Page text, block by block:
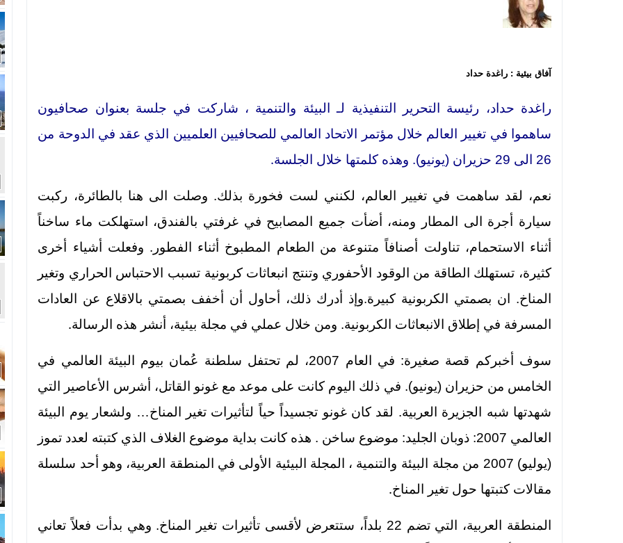
آفاق بيئية : راغدة حداد
راغدة حداد، رئيسة التحرير التنفيذية لـ البيئة والتنمية ، شاركت في جلسة بعنوان صحافيون
ساهموا في تغيير العالم خلال مؤتمر الاتحاد العالمي للصحافيين العلميين الذي عقد في الدوحة من
26 الى 29 حزيران (يونيو). وهذه كلمتها خلال الجلسة
.
نعم، لقد ساهمت في تغيير العالم، لكنني لست فخورة بذلك. وصلت الى هنا بالطائرة، ركبت
سيارة أجرة الى المطار ومنه، أضأت جميع المصابيح في غرفتي بالفندق، استهلكت ماء ساخناً
أثناء الاستحمام، تناولت أصنافاً متنوعة من الطعام المطبوخ أثناء الفطور. وفعلت أشياء أخرى
كثيرة، تستهلك الطاقة من الوقود الأحفوري وتنتج انبعاثات كربونية تسبب الاحتباس الحراري وتغير
المناخ. ان بصمتي الكربونية كبيرة.وإذ أدرك ذلك، أحاول أن أخفف بصمتي بالاقلاع عن العادات
المسرفة في إطلاق الانبعاثات الكربونية. ومن خلال عملي في مجلة بيئية، أنشر هذه الرسالة.
سوف أخبركم قصة صغيرة: في العام 2007، لم تحتفل سلطنة عُمان بيوم البيئة العالمي في
الخامس من حزيران (يونيو). في ذلك اليوم كانت على موعد مع غونو القاتل، أشرس الأعاصير التي
شهدتها شبه الجزيرة العربية. لقد كان غونو تجسيداً حياً لتأثيرات تغير المناخ… ولشعار يوم البيئة
العالمي 2007: ذوبان الجليد: موضوع ساخن . هذه كانت بداية موضوع الغلاف الذي كتبته لعدد تموز
(يوليو) 2007 من مجلة
البيئة والتنمية ، المجلة البيئية الأولى في المنطقة العربية، وهو أحد سلسلة
مقالات كتبتها حول تغير المناخ.
المنطقة العربية، التي تضم 22 بلداً، ستتعرض لأقسى تأثيرات تغير المناخ. وهي بدأت فعلاً تعاني